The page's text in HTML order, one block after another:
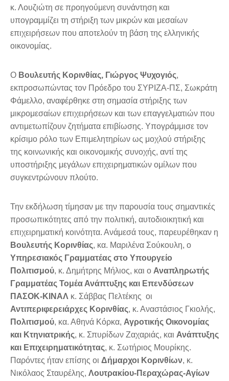
κ. Λουζιώτη σε προηγούμενη συνάντηση και
υπογραμμίζει τη στήριξη των μικρών και μεσαίων
επιχειρήσεων που αποτελούν τη βάση της ελληνικής
οικονομίας.
Ο Βουλευτής Κορινθίας, Γιώργος Ψυχογιός,
εκπροσωπώντας τον Πρόεδρο του ΣΥΡΙΖΑ-ΠΣ, Σωκράτη
Φάμελλο, αναφέρθηκε στη σημασία στήριξης των
μικρομεσαίων επιχειρήσεων και των επαγγελματιών που
αντιμετωπίζουν ζητήματα επιβίωσης. Υπογράμμισε τον
κρίσιμο ρόλο των Επιμελητηρίων ως μοχλού στήριξης
της κοινωνικής και οικονομικής συνοχής, αντί της
υποστήριξης μεγάλων επιχειρηματικών ομίλων που
συγκεντρώνουν πλούτο.
Την εκδήλωση τίμησαν με την παρουσία τους σημαντικές
προσωπικότητες από την πολιτική, αυτοδιοικητική και
επιχειρηματική κοινότητα. Ανάμεσά τους, παρευρέθηκαν η
Βουλευτής Κορινθίας, κα. Μαριλένα Σούκουλη, ο
Υπηρεσιακός Γραμματέας στο Υπουργείο
Πολιτισμού, κ. Δημήτρης Μήλιος, και ο Αναπληρωτής
Γραμματέας Τομέα Ανάπτυξης και Επενδύσεων
ΠΑΣΟΚ-ΚΙΝΑΛ κ. Σάββας Πελτέκης οι
Αντιπεριφερειάρχες Κορινθίας, κ. Αναστάσιος Γκιολής,
Πολιτισμού, κα. Αθηνά Κόρκα, Αγροτικής Οικονομίας
και Κτηνιατρικής, κ. Σπυρίδων Ζαχαριάς, και Ανάπτυξης
και Επιχειρηματικότητας, κ. Σωτήριος Μουρίκης.
Παρόντες ήταν επίσης οι Δήμαρχοι Κορινθίων, κ.
Νικόλαος Σταυρέλης, Λουτρακίου-Περαχώρας-Αγίων